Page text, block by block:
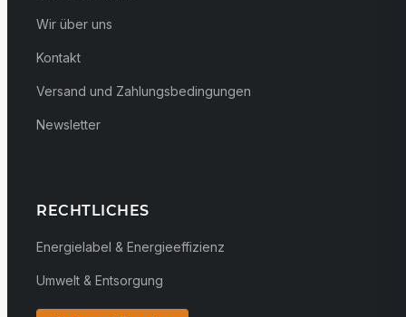
Wir über uns
Kontakt
Versand und Zahlungsbedingungen
Newsletter
RECHTLICHES
Energielabel & Energieeffizienz
Umwelt & Entsorgung